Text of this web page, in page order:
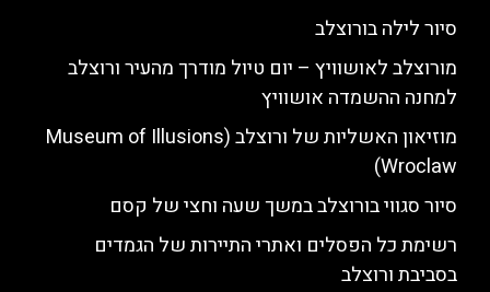
סיור לילה בורוצלב
מורוצלב לאושוויץ – יום טיול מודרך מהעיר ורוצלב
למחנה ההשמדה אושוויץ
מוזיאון האשליות של ורוצלב (Museum of Illusions
Wroclaw)
סיור סגווי בורוצלב במשך שעה וחצי של קסם
רשימת כל הפסלים ואתרי התיירות של הגמדים
בסביבת ורוצלב